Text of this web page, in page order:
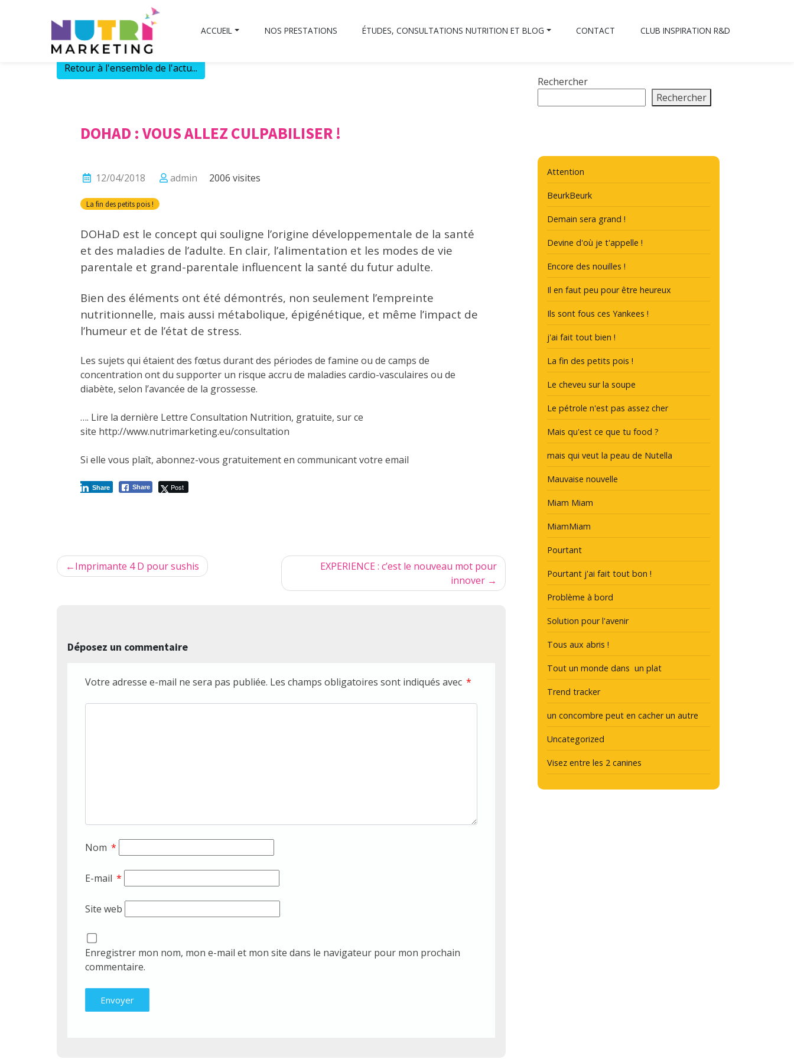
ACCUEIL NOS PRESTATIONS ÉTUDES, CONSULTATIONS NUTRITION ET BLOG CONTACT CLUB INSPIRATION R&D
Retour à l'ensemble de l'actu...
DOHAD : VOUS ALLEZ CULPABILISER !
12/04/2018 admin 2006 visites
La fin des petits pois !
DOHaD est le concept qui souligne l’origine développementale de la santé
et des maladies de l’adulte. En clair, l’alimentation et les modes de vie
parentale et grand-parentale influencent la santé du futur adulte.
Bien des éléments ont été démontrés, non seulement l’empreinte
nutritionnelle, mais aussi métabolique, épigénétique, et même l’impact de
l’humeur et de l’état de stress.
Les sujets qui étaient des fœtus durant des périodes de famine ou de camps de
concentration ont du supporter un risque accru de maladies cardio-vasculaires ou de
diabète, selon l’avancée de la grossesse.
…. Lire la dernière Lettre Consultation Nutrition, gratuite, sur ce
site http://www.nutrimarketing.eu/consultation
Si elle vous plaît, abonnez-vous gratuitement en communicant votre email
Share Post
Share
Navigation
de
Imprimante 4 D pour sushis
EXPERIENCE : c’est le nouveau mot pour
innover
Déposez un commentaire
Votre adresse e-mail ne sera pas publiée. Les champs obligatoires sont indiqués avec *
Nom *
E-mail *
Site web
Enregistrer mon nom, mon e-mail et mon site dans le navigateur pour mon prochain
commentaire.
Rechercher
Rechercher
Attention
BeurkBeurk
Demain sera grand !
Devine d'où je t'appelle !
Encore des nouilles !
Il en faut peu pour être heureux
Ils sont fous ces Yankees !
j'ai fait tout bien !
La fin des petits pois !
Le cheveu sur la soupe
Le pétrole n'est pas assez cher
Mais qu'est ce que tu food ?
mais qui veut la peau de Nutella
Mauvaise nouvelle
Miam Miam
MiamMiam
Pourtant
Pourtant j'ai fait tout bon !
Problème à bord
Solution pour l'avenir
Tous aux abris !
Tout un monde dans un plat
Trend tracker
un concombre peut en cacher un autre
Uncategorized
Visez entre les 2 canines